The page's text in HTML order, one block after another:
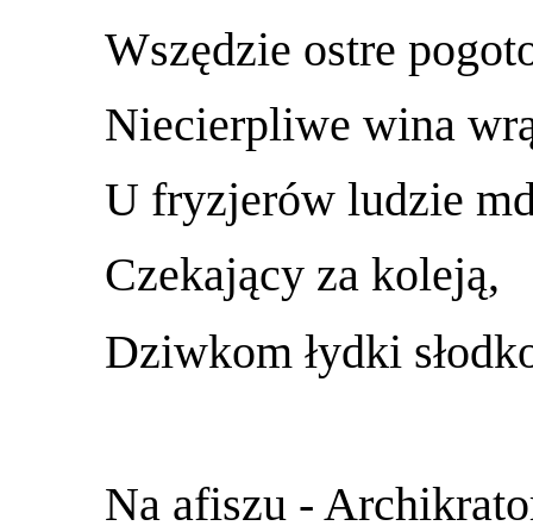
Wszędzie ostre
Niecierpliwe wina
U fryzjerów ludzie
Czekający za koleją,
Dziwkom łydki
Na afiszu -